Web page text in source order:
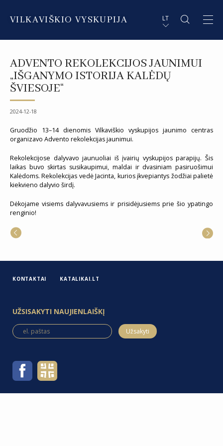
VILKAVIŠKIO VYSKUPIJA LT
DVASININKAI
INSTITUCIJOS IR ORGANIZACIJOS
DEKANATAI IR PARAPIJOS
PAŠVĘSTAS GYVENIMAS
EN SUMMARY
ADVENTO REKOLEKCIJOS JAUNIMUI
„IŠGANYMO ISTORIJA KALĖDŲ
ŠVIESOJE“
2024-12-18
Gruodžio 13–14 dienomis Vilkaviškio vyskupijos jaunimo centras
organizavo Advento rekolekcijas jaunimui.
Rekolekcijose dalyvavo jaunuoliai iš įvairių vyskupijos parapijų. Šis
laikas buvo skirtas susikaupimui, maldai ir dvasiniam pasiruošimui
Kalėdoms. Rekolekcijas vedė Jacinta, kurios įkvepiantys žodžiai palietė
kiekvieno dalyvio širdį.
Dėkojame visiems dalyvavusiems ir prisidėjusiems prie šio ypatingo
renginio!
KONTAKTAI KATALIKAI.LT
UŽSISAKYTI NAUJIENLAIŠKĮ